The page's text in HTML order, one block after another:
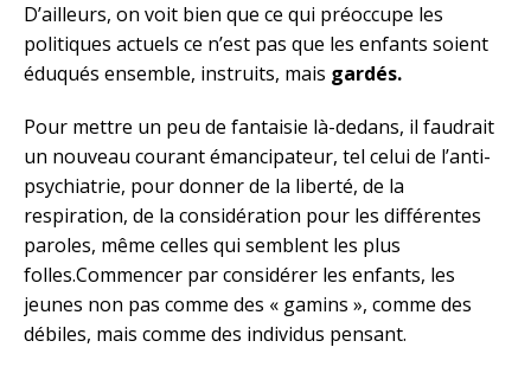
D’ailleurs, on voit bien que ce qui préoccupe les
politiques actuels ce n’est pas que les enfants soient
éduqués ensemble, instruits, mais gardés.
Pour mettre un peu de fantaisie là-dedans, il faudrait
un nouveau courant émancipateur, tel celui de l’anti-
psychiatrie, pour donner de la liberté, de la
respiration, de la considération pour les différentes
paroles, même celles qui semblent les plus
folles.Commencer par considérer les enfants, les
jeunes non pas comme des « gamins », comme des
débiles, mais comme des individus pensant.